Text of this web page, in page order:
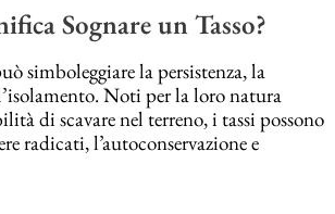
Sognare un Tasso?
simboleggiare la persistenza, la
Noti per la loro natura
di scavare nel terreno, i tassi possono
radicati, l’autoconservazione e